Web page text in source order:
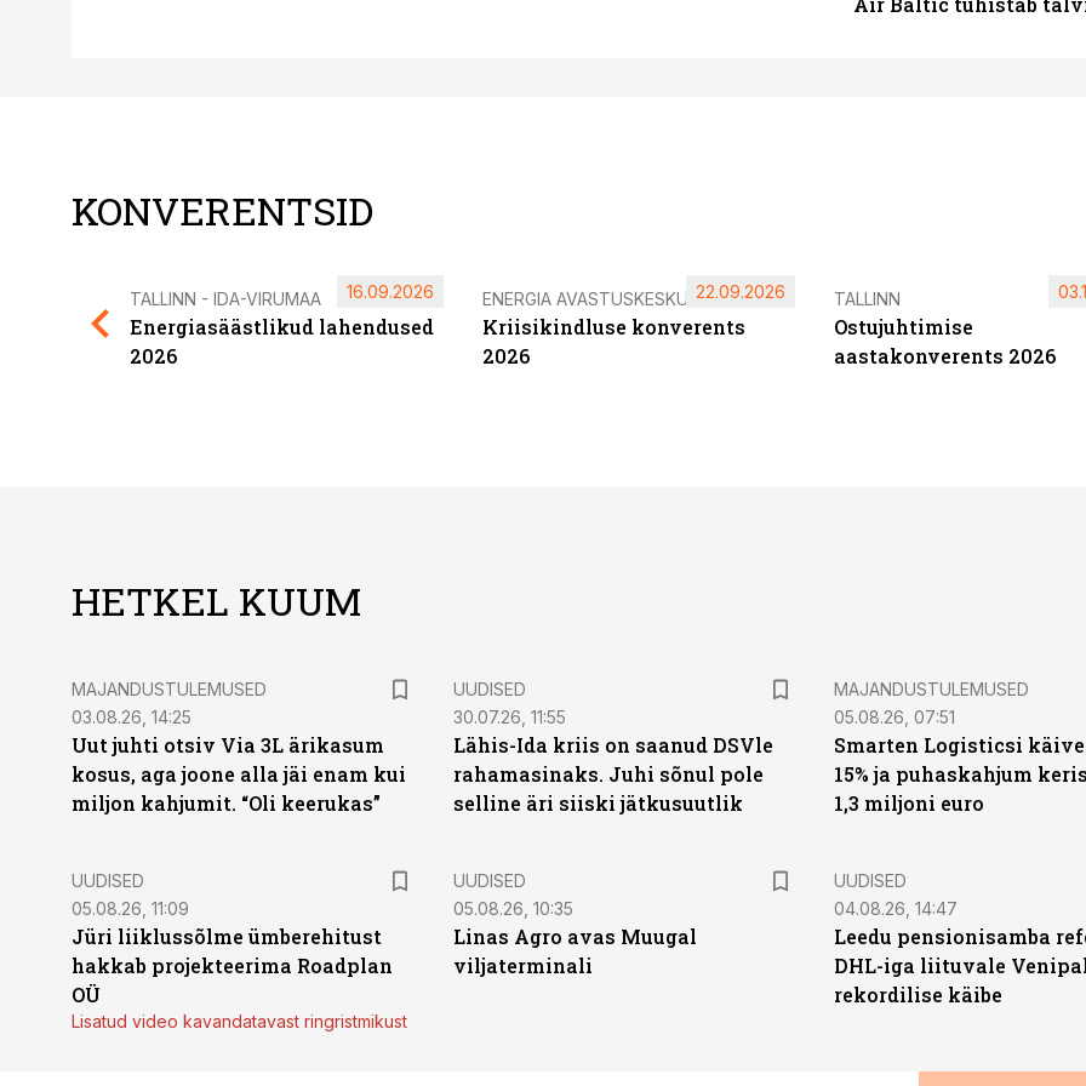
KONVERENTSID
TALLINN - IDA-VIRUMAA
Energiasäästlikud lahendused
2026
16.09.2026 ENERGIA AVASTUSKESKUS
Kriisikindluse konverents
2026
22.09.2026 TALLINN
Ostujuhtimise
aastakonverents 2026
HETKEL KUUM
MAJANDUSTULEMUSED
03.08.26, 14:25
Uut juhti otsiv Via 3L ärikasum
kosus, aga joone alla jäi enam kui
miljon kahjumit. “Oli keerukas”
UUDISED
30.07.26, 11:55
Lähis-Ida kriis on saanud DSVle
rahamasinaks. Juhi sõnul pole
selline äri siiski jätkusuutlik
MAJANDUSTULEMUSED
05.08.26, 07:51
Smarten Logisticsi
15% ja puhaskahjum
1,3 miljoni euro
UUDISED
05.08.26, 11:09
Jüri liiklussõlme ümberehitust
hakkab projekteerima Roadplan
OÜ
Lisatud video kavandatavast ringristmikust
UUDISED
05.08.26, 10:35
Linas Agro avas Muugal
viljaterminali
UUDISED
04.08.26, 14:47
Leedu pensionisamba
DHL-iga liituvale
rekordilise käibe